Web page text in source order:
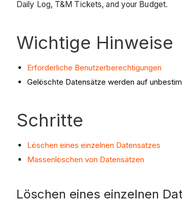
Daily Log, T&M Tickets, and your Budget.
Wichtige Hinweise
Erforderliche Benutzerberechtigungen
Gelöschte Datensätze werden auf
Schritte
Löschen eines einzelnen Datensatzes
Massenlöschen von Datensätzen
Löschen eines einzelnen